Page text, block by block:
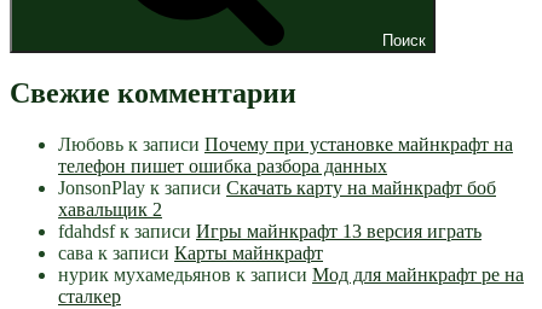
Поиск
Свежие комментарии
Любовь к записи Почему при установке майнкрафт на
телефон пишет ошибка разбора данных
JonsonPlay к записи Скачать карту на майнкрафт боб
хавальщик 2
fdahdsfк записи Игры майнкрафт 13 версия играть
сава к записи Карты майнкрафт
нурик мухамедьянов к записи Мод для майнкрафт pe на
сталкер